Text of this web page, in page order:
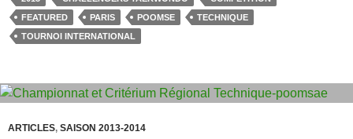
e
b
o
k
o
d
n
g
er
FEATURED
PARIS POOMSE
TECHNIQUE
TOURNOI INTERNATIONAL
ARTICLES, SAISON 2013-2014